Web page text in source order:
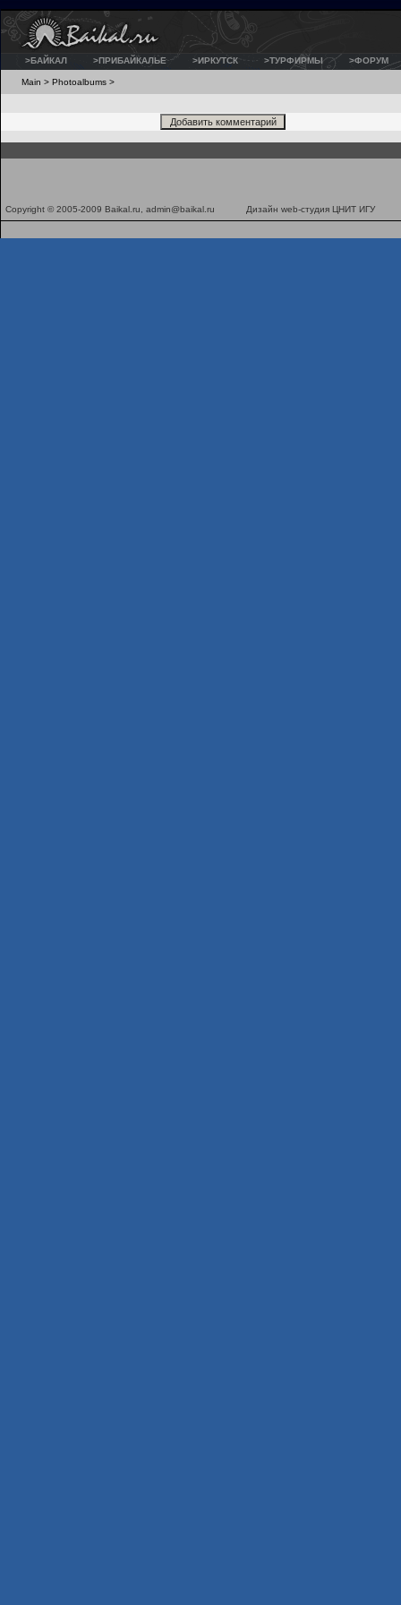
>БАЙКАЛ >ПРИБАЙКАЛЬЕ >ИРКУТСК >ТУРФИРМЫ >ФОРУМ
Main > Photoalbums >
Copyright © 2005-2009 Baikal.ru, admin@baikal.ru Дизайн web-студия ЦНИТ ИГУ